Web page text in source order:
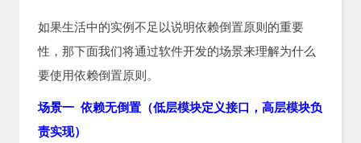
如果生活中的实例不足以说明依赖倒置原则的重要
性，那下面我们将通过软件开发的场景来理解为什么
要使用依赖倒置原则。
场景一 依赖无倒置（低层模块定义接口，高层模块负
责实现）